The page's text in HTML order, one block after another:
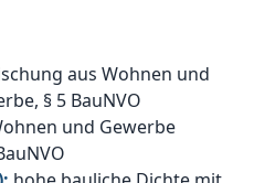
aus Wohnen und
§ 5 BauNVO
und Gewerbe